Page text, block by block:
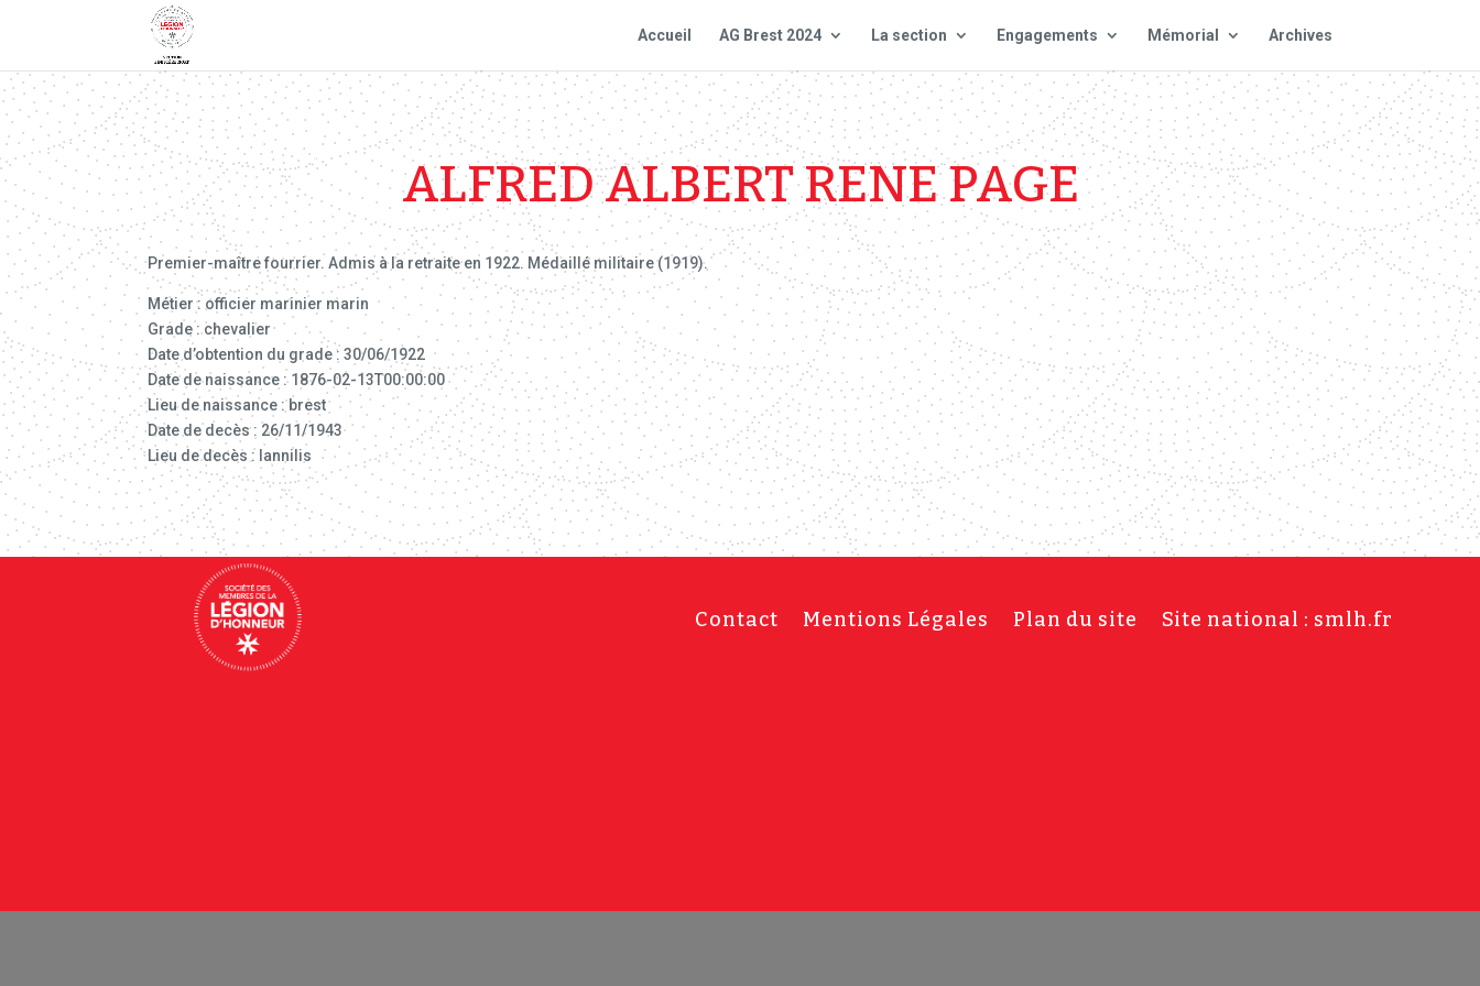
Accueil AG Brest 2024 La section Engagements Mémorial Archives
ALFRED ALBERT RENE PAGE
Premier-maître fourrier. Admis à la retraite en 1922. Médaillé militaire (1919).
Métier : officier marinier marin
Grade : chevalier
Date d’obtention du grade : 30/06/1922
Date de naissance : 1876-02-13T00:00:00
Lieu de naissance : brest
Date de decès : 26/11/1943
Lieu de decès : lannilis
Contact Mentions Légales Plan du site Site national : smlh.fr